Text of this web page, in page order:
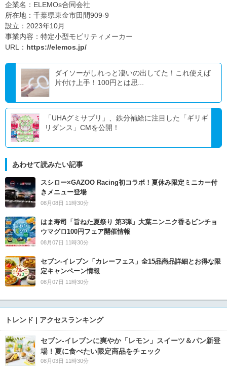
企業名：ELEMOs合同会社
所在地：千葉県東金市田間909-9
設立：2023年10月
事業内容：特定小型モビリティメーカー
URL： https://elemos.jp/
ダイソーがしれっと凄いの出してた！これ使えば
片付け上手！100円とは思...
「UHAグミサプリ」、鉄分補給に注目した「ギリギ
リダンス」CMを公開！
あわせて読みたい記事
スシロー×GAZOO Racing初コラボ！夏休み限定ミニカー付
きメニュー登場
08月08日 11時30分
はま寿司「旨ねた夏祭り 第3弾」大葉ニンニク香るビンチョ
ウマグロ100円フェア開催情報
08月07日 11時30分
セブン‐イレブン「カレーフェス」全15品商品詳細とお得な限
定キャンペーン情報
08月07日 11時30分
トレンド | アクセスランキング
セブン‐イレブンに爽やか「レモン」スイーツ＆パン新登
場！夏に食べたい限定商品をチェック
08月03日 11時30分